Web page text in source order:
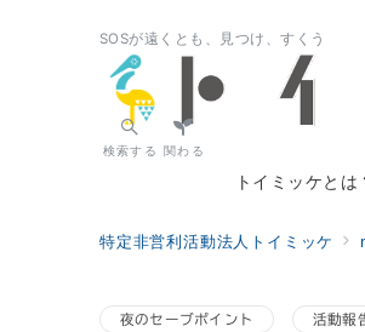
SOSが遠くとも、見つけ、すくう
検索する 関わる
トイミッケとは
特定非営利活動法人トイミッケ
夜のセーブポイント 活動報